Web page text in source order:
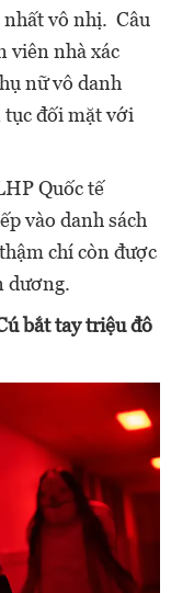
vô nhị. Câu
viên nhà xác
nữ vô danh
tục đối mặt với
Quốc tế
vào danh sách
chí còn được
dương.
bắt tay triệu đô